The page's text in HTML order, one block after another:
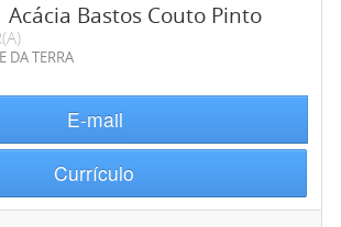
Acácia Bastos Couto Pinto
DA TERRA
E-mail
Currículo